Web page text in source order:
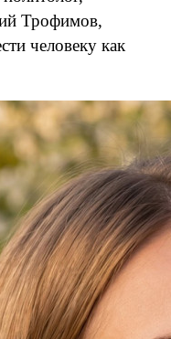
Трофимов,
человеку как